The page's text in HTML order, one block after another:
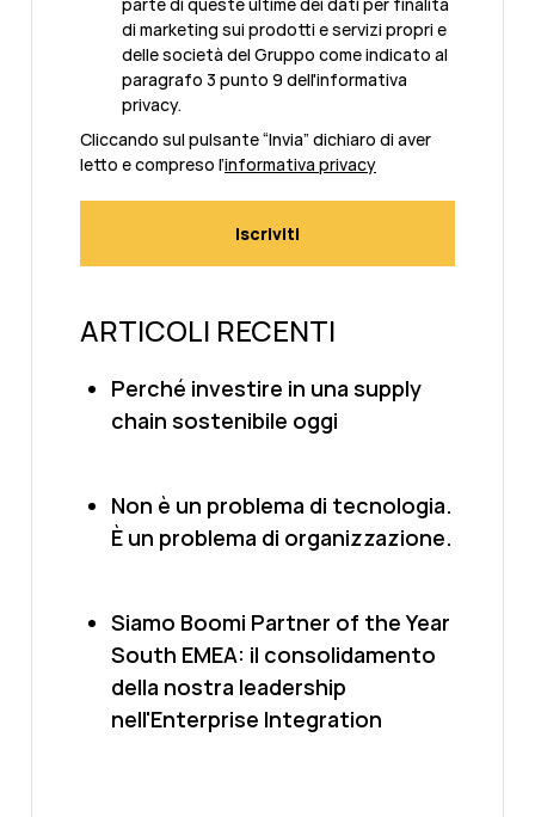
parte di queste ultime dei dati per finalità
di marketing sui prodotti e servizi propri e
delle società del Gruppo come indicato al
paragrafo 3 punto 9 dell'informativa
privacy.
Cliccando sul pulsante “Invia” dichiaro di aver
letto e compreso l’informativa privacy
ARTICOLI RECENTI
Perché investire in una supply
chain sostenibile oggi
Non è un problema di tecnologia.
È un problema di organizzazione.
Siamo Boomi Partner of the Year
South EMEA: il consolidamento
della nostra leadership
nell'Enterprise Integration